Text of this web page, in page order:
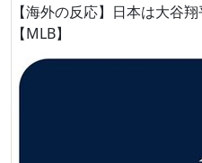
【海外の反応】日本は大谷
【MLB】